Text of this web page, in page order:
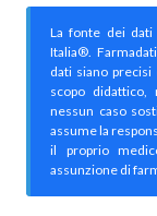
La fonte dei dati
Italia®.
dati siano
scopo
nessun caso
assume la
il proprio
assunzione di